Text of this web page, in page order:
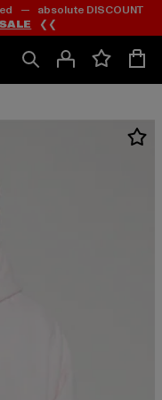
— absolute DISCOUNT
❮❮